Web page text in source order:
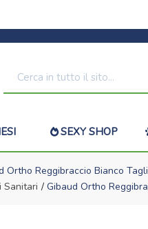
SEXY SHOP
Ortho Reggibraccio Bianco
Sanitari Gibaud Ortho